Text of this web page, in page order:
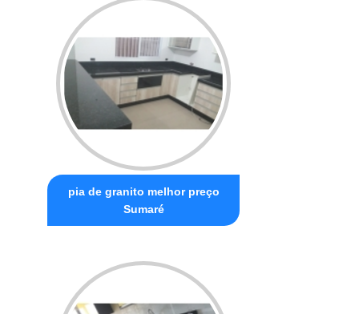
pia de granito melhor preço
Sumaré